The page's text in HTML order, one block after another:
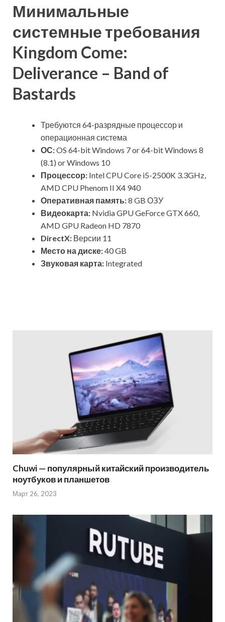
Минимальные
системные требования
Kingdom Come:
Deliverance – Band of
Bastards
Требуются 64-разрядные процессор и
операционная система
ОС:OS 64-bit Windows 7 or 64-bit Windows 8
(8.1) or Windows 10
Процессор: Intel CPU Core i5-2500K 3.3GHz,
AMD CPU Phenom II X4 940
Оперативная память:8 GB ОЗУ
Видеокарта: Nvidia GPU GeForce GTX 660,
AMD GPU Radeon HD 7870
DirectX: Версии 11
Место на диске:40 GB
Звуковая карта: Integrated
Chuwi — популярный китайский производитель
ноутбуков и планшетов
Март 26, 2023